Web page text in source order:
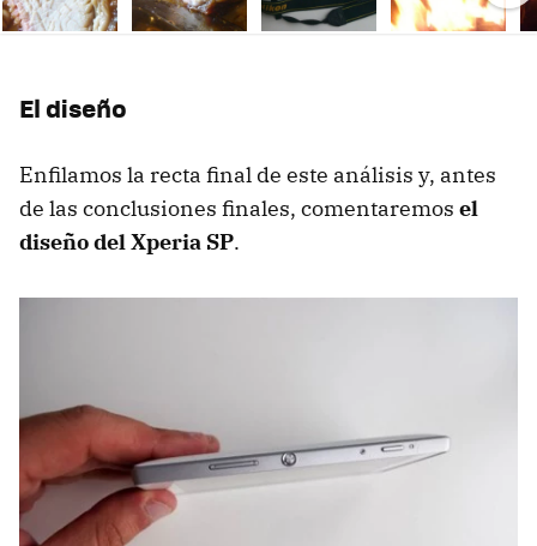
El diseño
Enfilamos la recta final de este análisis y, antes
de las conclusiones finales, comentaremos el
diseño del Xperia SP.